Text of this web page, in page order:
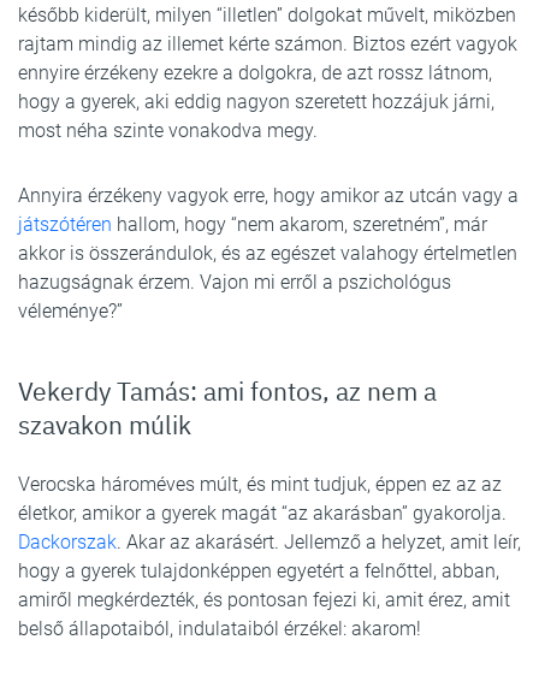
később kiderült, milyen “illetlen” dolgokat művelt, miközben
rajtam mindig az illemet kérte számon. Biztos ezért vagyok
ennyire érzékeny ezekre a dolgokra, de azt rossz látnom,
hogy a gyerek, aki eddig nagyon szeretett hozzájuk járni,
most néha szinte vonakodva megy.
Annyira érzékeny vagyok erre, hogy amikor az utcán vagy a
játszótéren hallom, hogy “nem akarom, szeretném”, már
akkor is összerándulok, és az egészet valahogy értelmetlen
hazugságnak érzem. Vajon mi erről a pszichológus
véleménye?”
Vekerdy Tamás: ami fontos, az nem a
szavakon múlik
Verocska hároméves múlt, és mint tudjuk, éppen ez az az
életkor, amikor a gyerek magát “az akarásban” gyakorolja.
Dackorszak. Akar az akarásért. Jellemző a helyzet, amit leír,
hogy a gyerek tulajdonképpen egyetért a felnőttel, abban,
amiről megkérdezték, és pontosan fejezi ki, amit érez, amit
belső állapotaiból, indulataiból érzékel: akarom!